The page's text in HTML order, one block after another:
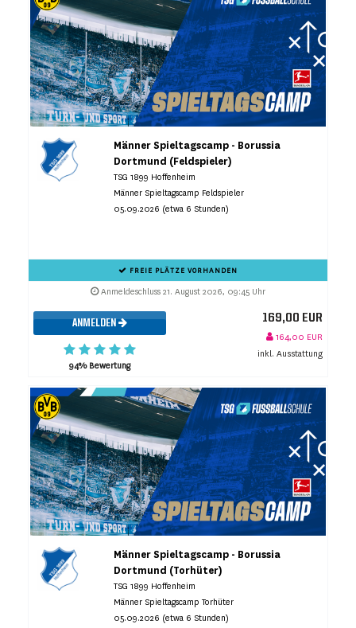
Männer Spieltagscamp - Borussia
Dortmund (Feldspieler)
TSG 1899 Hoffenheim
Männer Spieltagscamp Feldspieler
05.09.2026 (etwa 6 Stunden)
FREIE PLÄTZE VORHANDEN
Anmeldeschluss 21. August 2026, 09:45 Uhr
ANMELDEN
94% Bewertung
169,00 EUR
164,00 EUR
inkl. Ausstattung
Männer Spieltagscamp - Borussia
Dortmund (Torhüter)
TSG 1899 Hoffenheim
Männer Spieltagscamp Torhüter
05.09.2026 (etwa 6 Stunden)